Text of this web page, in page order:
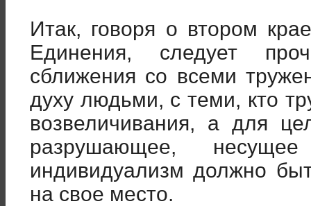
Итак, говоря о втором
Единения, следует
сближения со всеми
духу людьми, с теми, кто
возвеличивания, а для
разрушающее,
индивидуализм должно
на свое место.